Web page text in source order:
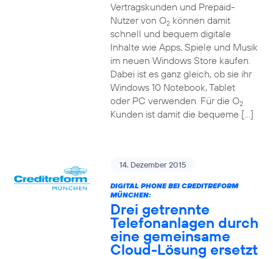
Vertragskunden und Prepaid-
Nutzer von O2können damit
schnell und bequem digitale
Inhalte wie Apps, Spiele und Musik
im neuen Windows Store kaufen.
Dabei ist es ganz gleich, ob sie ihr
Windows 10 Notebook, Tablet
oder PC verwenden. Für die O2
Kunden ist damit die bequeme […]
14. Dezember 2015
DIGITAL PHONE BEI CREDITREFORM
MÜNCHEN:
Drei getrennte
Telefonanlagen durch
eine gemeinsame
Cloud-Lösung ersetzt